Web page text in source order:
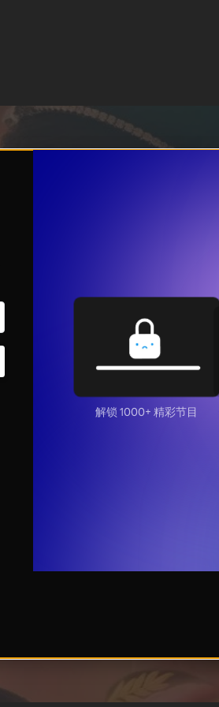
解锁 1000+ 精彩节目